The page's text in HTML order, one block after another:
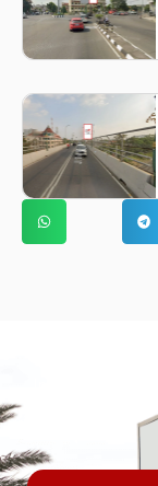
Ingin tahu
Kami Berikan